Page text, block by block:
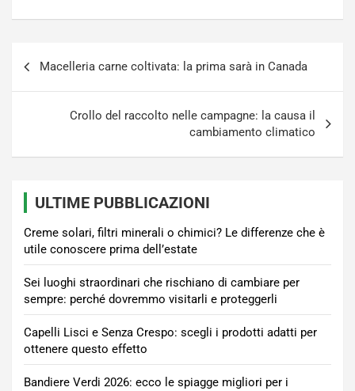
Macelleria carne coltivata: la prima sarà in Canada
Crollo del raccolto nelle campagne: la causa il
cambiamento climatico
ULTIME PUBBLICAZIONI
Creme solari, filtri minerali o chimici? Le differenze che è
utile conoscere prima dell’estate
Sei luoghi straordinari che rischiano di cambiare per
sempre: perché dovremmo visitarli e proteggerli
Capelli Lisci e Senza Crespo: scegli i prodotti adatti per
ottenere questo effetto
Bandiere Verdi 2026: ecco le spiagge migliori per i